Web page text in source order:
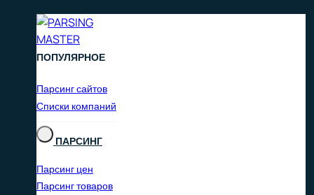
ПОПУЛЯРНОЕ
Парсинг сайтов
Списки компаний
ПАРСИНГ
Парсинг цен
Парсинг товаров